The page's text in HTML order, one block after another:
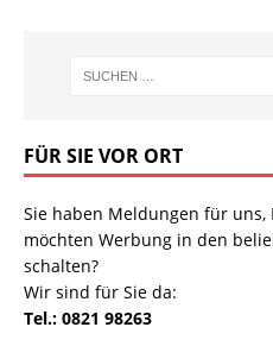
FÜR SIE VOR ORT
Sie haben Meldungen für
möchten Werbung in den
schalten?
Wir sind für Sie da:
Tel.: 0821 98263